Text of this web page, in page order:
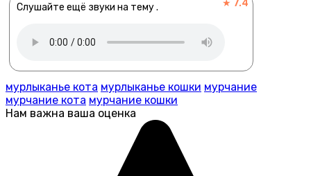
Слушайте ещё звуки на тему . ★ 7.4
мурлыканье кота мурлыканье кошки мурчание
мурчание кота мурчание кошки
Нам важна ваша оценка